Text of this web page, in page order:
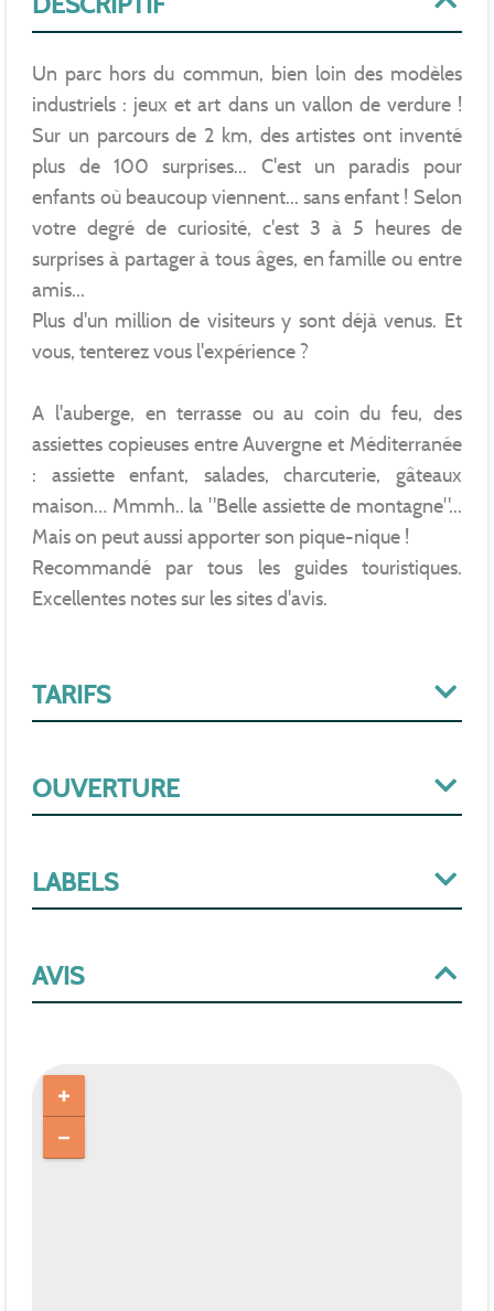
Un parc hors du commun, bien loin des modèles
industriels : jeux et art dans un vallon de verdure !
Sur un parcours de 2 km, des artistes ont inventé
plus de 100 surprises... C'est un paradis pour
enfants où beaucoup viennent... sans enfant ! Selon
votre degré de curiosité, c'est 3 à 5 heures de
surprises à partager à tous âges, en famille ou entre
amis...
Plus d'un million de visiteurs y sont déjà venus. Et
vous, tenterez vous l'expérience ?
A l'auberge, en terrasse ou au coin du feu, des
assiettes copieuses entre Auvergne et Méditerranée
: assiette enfant, salades, charcuterie, gâteaux
maison… Mmmh.. la "Belle assiette de montagne"...
Mais on peut aussi apporter son pique-nique !
Recommandé par tous les guides touristiques.
Excellentes notes sur les sites d'avis.
TARIFS
OUVERTURE
LABELS
AVIS